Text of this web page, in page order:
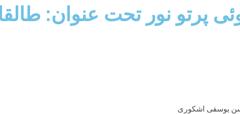
پرتو نور تحت عنوان:
یوسفی اشکوری